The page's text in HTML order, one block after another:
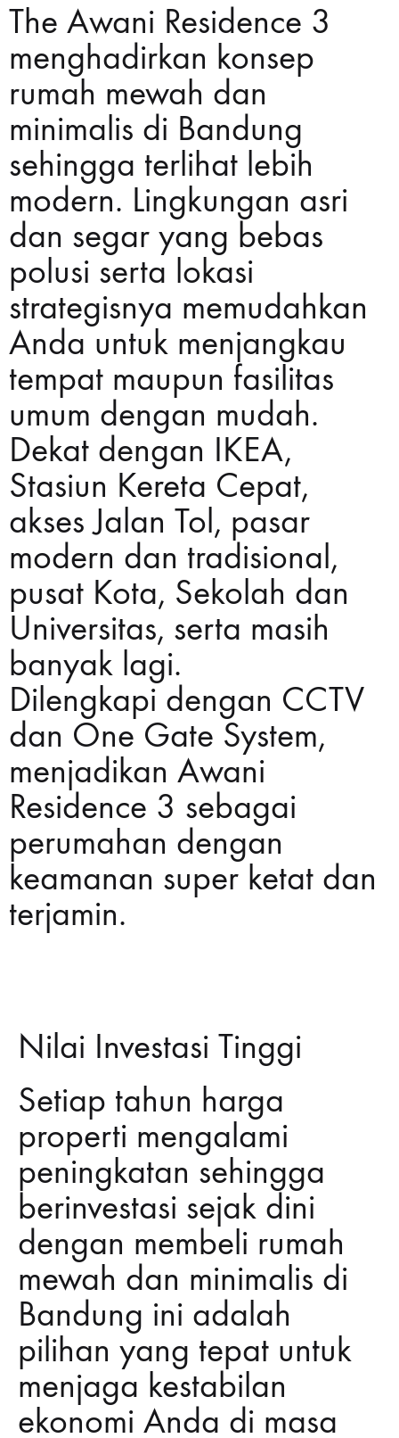
The Awani Residence 3
menghadirkan konsep
rumah mewah dan
minimalis di Bandung
sehingga terlihat lebih
modern. Lingkungan asri
dan segar yang bebas
polusi serta lokasi
strategisnya memudahkan
Anda untuk menjangkau
tempat maupun fasilitas
umum dengan mudah.
Dekat dengan IKEA,
Stasiun Kereta Cepat,
akses Jalan Tol, pasar
modern dan tradisional,
pusat Kota, Sekolah dan
Universitas, serta masih
banyak lagi.
Dilengkapi dengan CCTV
dan One Gate System,
menjadikan Awani
Residence 3 sebagai
perumahan dengan
keamanan super ketat dan
terjamin.
Nilai Investasi Tinggi
Setiap tahun harga
properti mengalami
peningkatan sehingga
berinvestasi sejak dini
dengan membeli rumah
mewah dan minimalis di
Bandung ini adalah
pilihan yang tepat untuk
menjaga kestabilan
ekonomi Anda di masa